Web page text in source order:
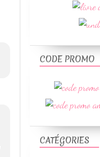
CATÉGORIES
CODE PROMO